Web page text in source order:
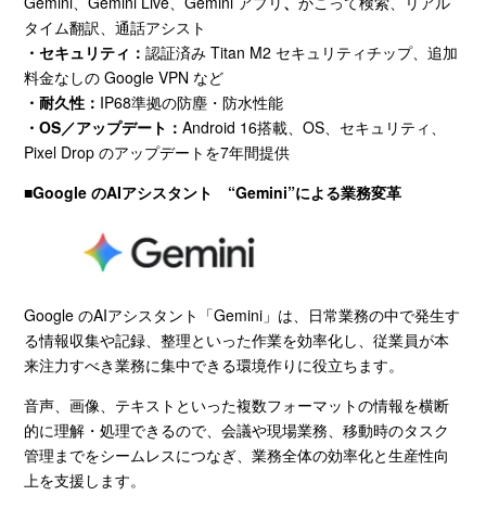
タイム翻訳、通話アシスト
・セキュリティ：認証済み Titan M2 セキュリティチップ、追加
料金なしの Google VPN など
・耐久性： IP68準拠の防塵・防水性能
・OS／アップデート：Android 16搭載、OS、セキュリティ、
Pixel Dropのアップデートを7年間提供
■GoogleのAIアシスタント “Gemini”による業務変革
Google のAIアシスタント「Gemini 」は、日常業務の中で発生す
る情報収集や記録、整理といった作業を効率化し、従業員が本
来注力すべき業務に集中できる環境作りに役立ちます。
音声、画像、テキストといった複数フォーマットの情報を横断
的に理解・処理できるので、会議や現場業務、移動時のタスク
管理までをシームレスにつなぎ、業務全体の効率化と生産性向
上を支援します。